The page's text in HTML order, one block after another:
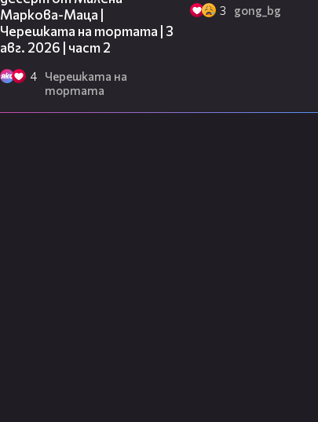
Маркова-Маца |
Черешката на тортата | 3
авг. 2026 | част 2
4
Черешката на
тортата
3 gong_bg